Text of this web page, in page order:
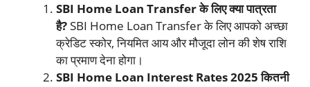
SBI Home Loan Transfer के लिए क्या पात्रता
है?SBI Home Loan Transfer के लिए आपको अच्छा
क्रेडिट स्कोर, नियमित आय और मौजूदा लोन की शेष राशि
का प्रमाण देना होगा।
SBI Home Loan Interest Rates 2025 कितनी